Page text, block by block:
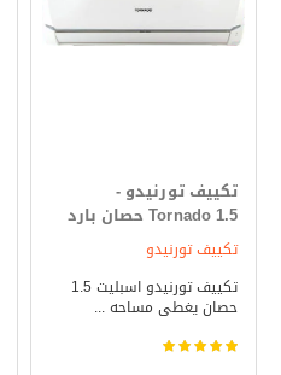
تكييف تورنيدو -
Tornado 1.5 حصان بارد
فقط
تكييف تورنيدو
تكييف تورنيدو اسبليت 1.5
حصان يغطى مساحه ...